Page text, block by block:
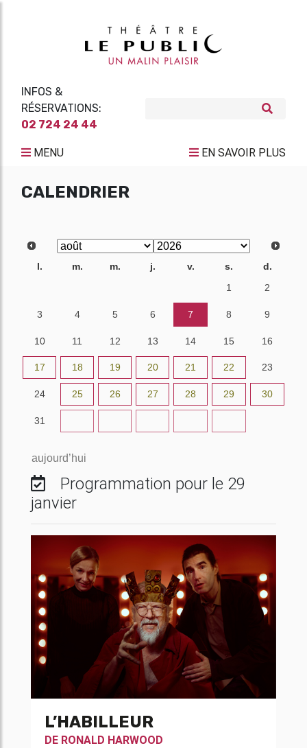
INFOS &
RÉSERVATIONS:
02 724 24 44
MENU EN SAVOIR PLUS
CALENDRIER
l. m. m. j. v. s.
d.
1 2
3 4 5 6 7 8 9
10 11 12 13 14 15 16
17 18 19 20 21 22 23
24 25 26 27 28 29 30
31
aujourd’hui
Programmation pour le 29
janvier
L’HABILLEUR
DE RONALD HARWOOD